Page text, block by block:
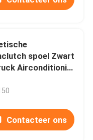
spoel Zwart
Airconditioning
Contacteer ons